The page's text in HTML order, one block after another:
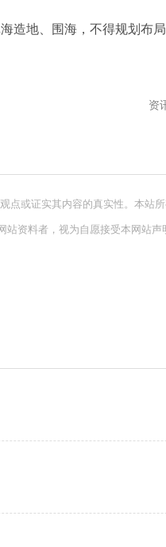
造地、围海，不得规划布
资
点或证实其内容的真实性。本站
资料者，视为自愿接受本网站声